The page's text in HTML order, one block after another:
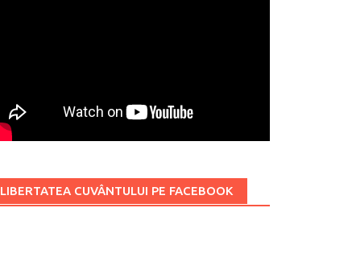
LIBERTATEA CUVÂNTULUI PE FACEBOOK